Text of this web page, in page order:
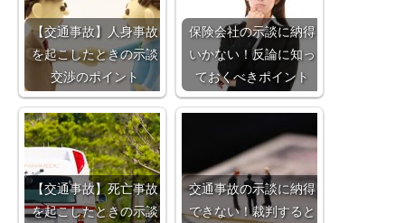
【交通事故】人身事故
を起こしたときの示談
交渉のポイント
保険会社の示談に納得
いかない！反論に知っ
ておくべきポイント
【交通事故】死亡事故
を起こしたときの示談
交通事故の示談に納得
できない！裁判すると